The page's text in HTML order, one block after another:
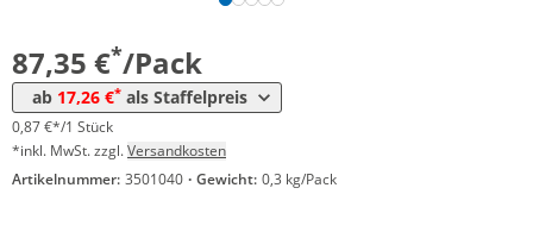
87,35 €*/Pack
ab 17,26 €* als Staffelpreis
ab 300 Pack
ab 500 Pack 17,26 €*
0,87 €*/1 Stück
*inkl. MwSt. zzgl.Versandkosten
Artikelnummer: 3501040 · Gewicht: 0,3 kg/Pack